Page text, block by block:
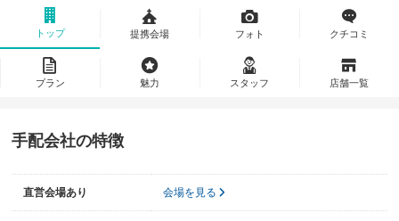
トップ 提携会場 フォト クチコミ
プラン 魅力 スタッフ 店舗一覧
手配会社の特徴
直営会場あり 会場を見る